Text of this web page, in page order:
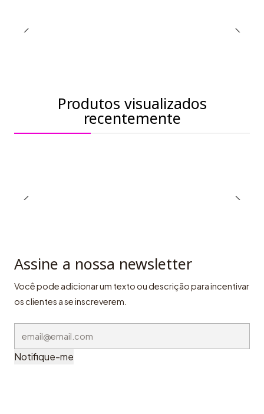
Produtos visualizados
recentemente
Assine a nossa newsletter
Você pode adicionar um texto ou descrição para incentivar
os clientes a se inscreverem.
Notifique-me